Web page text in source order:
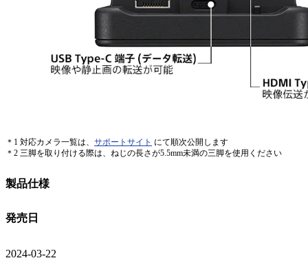
＊1 対応カメラ一覧は、 サポートサイト にて順次公開します
＊2 三脚を取り付ける際は、ねじの長さが5.5mm未満の三脚を使用ください
製品仕様
発売日
2024-03-22